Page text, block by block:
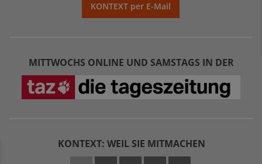
KONTEXT per E-Mail
MITTWOCHS ONLINE UND SAMSTAGS IN DER
KONTEXT: WEIL SIE MITMACHEN